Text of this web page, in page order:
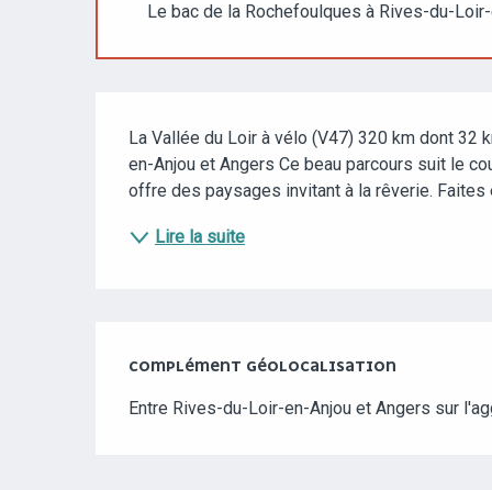
Le bac de la Rochefoulques à Rives-du-
La Vallée du Loir à vélo (V47) 320 km dont 32
en-Anjou et Angers Ce beau parcours suit le
offre des paysages invitant à la rêverie.
Lire la suite
COMPLÉMENT GÉOLOCALISATION
COMPLÉMENT GÉOLOCALISATION
Entre Rives-du-Loir-en-Anjou et Angers sur